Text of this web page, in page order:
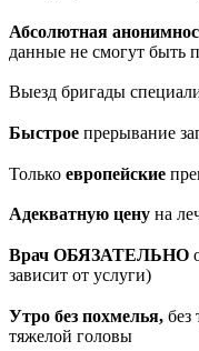
Абсолютная
данные не смогут быть
Выезд бригады
Быстрое прерывание
Только европейские
Адекватную цену на
Врач ОБЯЗАТЕЛЬНО
зависит от услуги)
Утро без похмелья, без
тяжелой головы